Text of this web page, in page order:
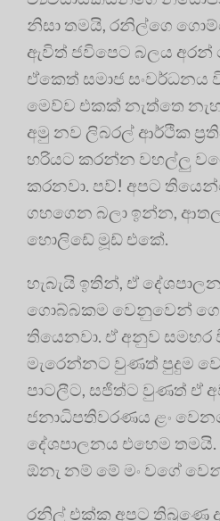
නිසා තමයි, රනිල්ගෙ
ඇවිත් ජවිපෙට බලය අරන්
ඒකෙත් සමාජ සංවර්ධනය
මෙව්ව එකක් නැත්තෙ
අමු නව ලිබරල් ආර්ථික
හරියට කරන්න වහල්ලු
කරනවා. පව්! අපට
ගහගෙන බලා ඉන්න,
හොලිඩේ මූඩ් එකේ.
හැබැයි ඉතින්, ඒ
ගොබ්බකම වෙනුවෙන්
තියෙනවා. ඒ අනුව සමහර
මැරෙන්නට වුණත් පුදුම
පාටලීට, සජිත්ට වුණත් ඒ
ජනාධිපතිවරණය ළං
දේශපාලනය එහෙම
ඕනැ නම් මේ මං වගේ
රනිල් එක්ක අපට තිබුණෙ